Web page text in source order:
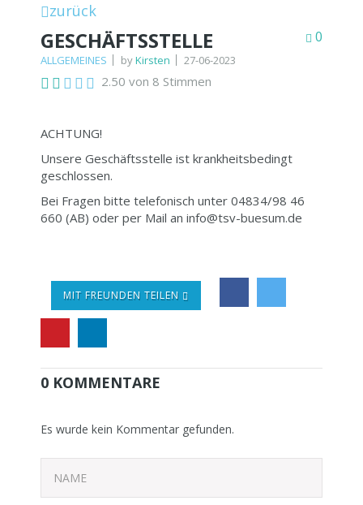
zurück
0
GESCHÄFTSSTELLE
ALLGEMEINES byKirsten 27-06-2023
2.50 von 8 Stimmen
ACHTUNG!
Unsere Geschäftsstelle ist krankheitsbedingt
geschlossen.
Bei Fragen bitte telefonisch unter 04834/98 46
660 (AB) oder per Mail an info@tsv-buesum.de
MIT FREUNDEN TEILEN
0 KOMMENTARE
Es wurde kein Kommentar gefunden.